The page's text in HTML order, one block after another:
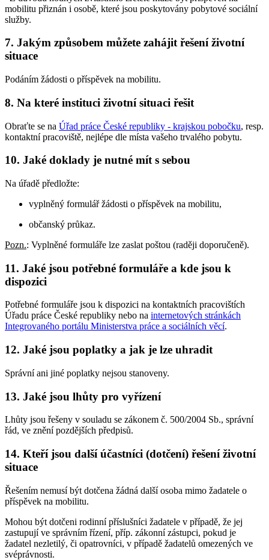
mobilitu přiznán i osobě, které jsou poskytovány pobytové sociální
služby.
7. Jakým způsobem můžete zahájit řešení životní
situace
Podáním žádosti o příspěvek na mobilitu.
8. Na které instituci životní situaci řešit
Obraťte se na Úřad práce České republiky - krajskou pobočku, resp.
kontaktní pracoviště, nejlépe dle místa vašeho trvalého pobytu.
10. Jaké doklady je nutné mít s sebou
Na úřadě předložte:
vyplněný formulář žádosti o příspěvek na mobilitu,
občanský průkaz.
Pozn.: Vyplněné formuláře lze zaslat poštou (raději doporučeně).
11. Jaké jsou potřebné formuláře a kde jsou k
dispozici
Potřebné formuláře jsou k dispozici na kontaktních pracovištích
Úřadu práce České republiky nebo na internetových stránkách
Integrovaného portálu Ministerstva práce a sociálních věcí.
12. Jaké jsou poplatky a jak je lze uhradit
Správní ani jiné poplatky nejsou stanoveny.
13. Jaké jsou lhůty pro vyřízení
Lhůty jsou řešeny v souladu se zákonem č. 500/2004 Sb., správní
řád, ve znění pozdějších předpisů.
14. Kteří jsou další účastníci (dotčení) řešení životní
situace
Řešením nemusí být dotčena žádná další osoba mimo žadatele o
příspěvek na mobilitu.
Mohou být dotčeni rodinní příslušníci žadatele v případě, že jej
zastupují ve správním řízení, příp. zákonní zástupci, pokud je
žadatel nezletilý, či opatrovníci, v případě žadatelů omezených ve
svéprávnosti.